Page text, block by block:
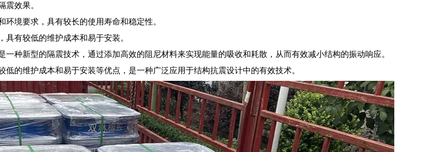
震效果。
环境要求，具有较长的使用寿命和稳定性。
具有较低的维护成本和易于安装。
一种新型的隔震技术，通过添加高效的阻尼材料来实现能量的吸收和耗散，从而有效减小结构的振动响应。
低的维护成本和易于安装等优点，是一种广泛应用于结构抗震设计中的有效技术。